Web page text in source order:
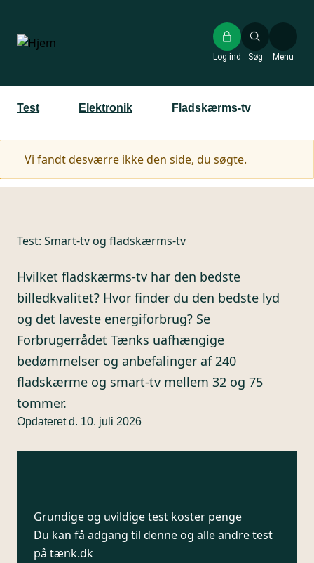
hovedindhold
Søg
Log ind Menu
Test Elektronik Fladskærms-tv
Advarselsmeddelelse
Vi fandt desværre ikke den side, du søgte.
Test: Smart-tv og fladskærms-tv
Hvilket fladskærms-tv har den bedste
billedkvalitet? Hvor finder du den bedste lyd
og det laveste energiforbrug? Se
Forbrugerrådet Tænks uafhængige
bedømmelser og anbefalinger af 240
fladskærme og smart-tv mellem 32 og 75
tommer.
Opdateret d. 10. juli 2026
Grundige og uvildige test koster penge
Du kan få adgang til denne og alle andre test
på tænk.dk